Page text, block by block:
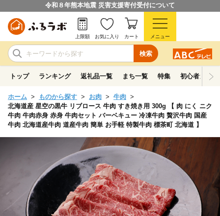
令和８年熊本地震 災害支援寄付受付について
検索
上限額 お気に入り カート メニュー
トップ ランキング 返礼品一覧 まち一覧 特集 初心者ガイド
ホーム ものから探す お肉
牛肉
北海道産 星空の黒牛 リブロース 牛肉 すき焼き用 300g 【 肉 にく ニク
牛肉 牛肉赤身 赤身 牛肉セット バーベキュー 冷凍牛肉 贅沢牛肉 国産
牛肉 北海道産牛肉 道産牛肉 簡単 お手軽 特製牛肉 標茶町 北海道 】